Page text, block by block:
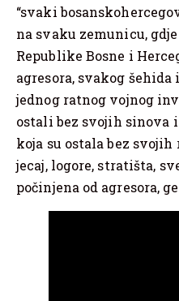
“svaki
na svaku zemunicu,
Republike Bosne i
agresora, svakog
jednog ratnog vojnog
ostali bez svojih sinova
koja su ostala bez
jecaj, logore, stratišta,
počinjena od agresora,